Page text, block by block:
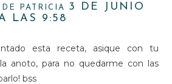
PATRICIA
3 DE JUNIO
LAS 9:58
esta receta, asique con tu
anoto, para no quedarme con las
bss